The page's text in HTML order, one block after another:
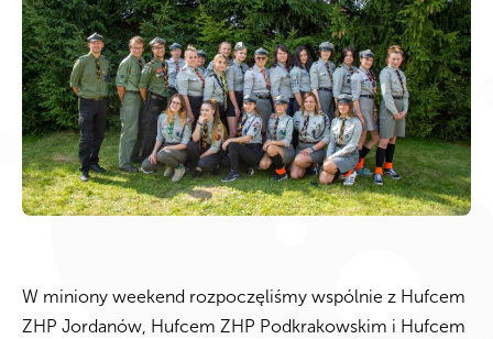
W miniony weekend rozpoczęliśmy wspólnie z Hufcem
ZHP Jordanów, Hufcem ZHP Podkrakowskim i Hufcem